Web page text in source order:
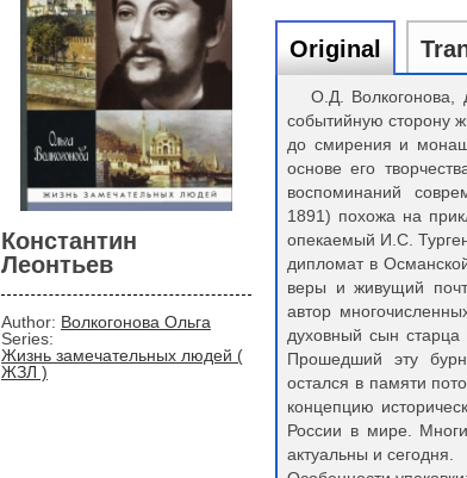
Константин
Леонтьев
Author: Волкогонова Ольга
Series:
Жизнь замечательных людей (
ЖЗЛ )
Original
О.Д. Волкогонова,
событийную сторону
до смирения и
основе его
воспоминаний
1891) похожа на
опекаемый И.С.
дипломат в
веры и живущий
автор
духовный сын
Прошедший эту
остался в памяти
концепцию
России в мире.
актуальны и сегодня.